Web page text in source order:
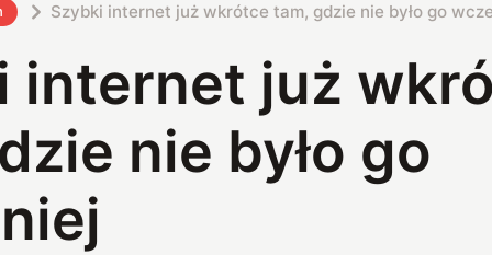
Szybki internet już wkrótce tam, gdzie nie było go
internet już
nie było go